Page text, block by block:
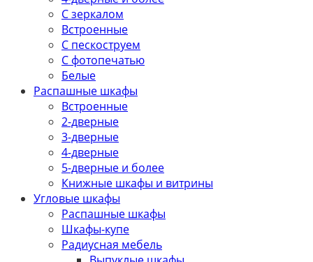
С зеркалом
Встроенные
С пескоструем
С фотопечатью
Белые
Распашные шкафы
Встроенные
2-дверные
3-дверные
4-дверные
5-дверные и более
Книжные шкафы и витрины
Угловые шкафы
Распашные шкафы
Шкафы-купе
Радиусная мебель